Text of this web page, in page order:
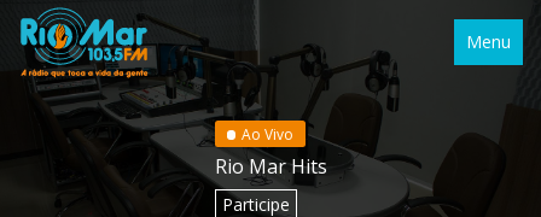
Menu
Ao Vivo
Rio Mar Hits
Participe